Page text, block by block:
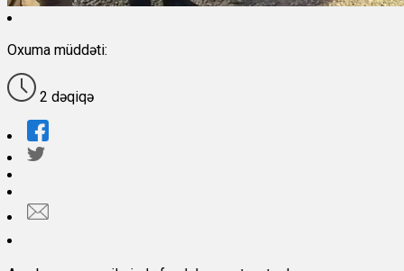
Oxuma müddəti:
2 dəqiqə